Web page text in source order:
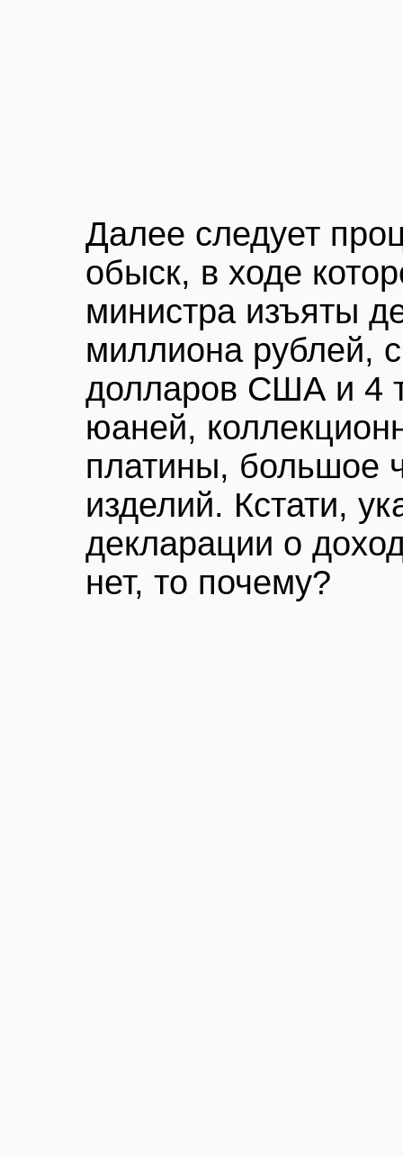
Далее следует
обыск, в ходе
министра изъяты
миллиона рублей,
долларов США и 4
юаней,
платины, большое
изделий. Кстати,
декларации о
нет, то почему?